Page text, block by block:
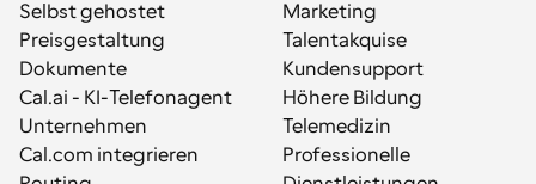
Selbst gehostet
Preisgestaltung
Dokumente
Cal.ai - KI-Telefonagent
Unternehmen
Cal.com integrieren
Marketing
Talentakquise
Kundensupport
Höhere Bildung
Telemedizin
Professionelle